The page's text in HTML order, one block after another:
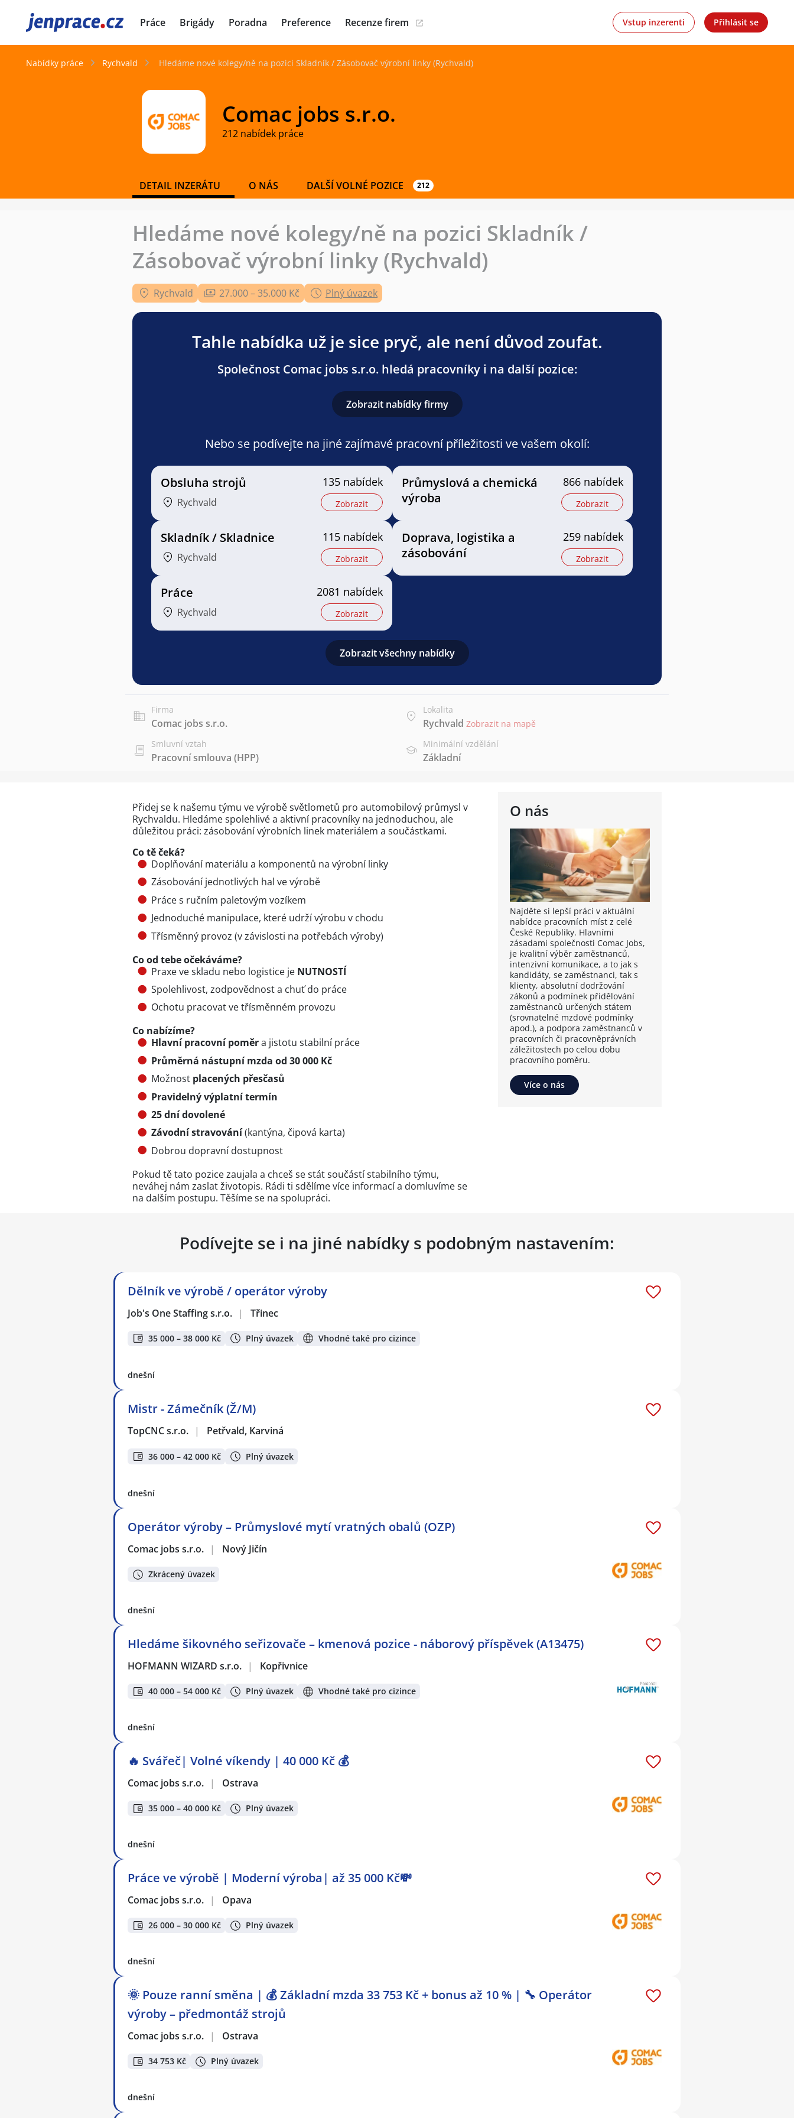
JenPráce.cz Práce Brigády Poradna Preference Recenze firem Vstup inzerenti Přihlásit se
Nabídky práce Rychvald Hledáme nové kolegy/ně na pozici Skladník / Zásobovač výrobní linky (Rychvald)
Comac jobs s.r.o.
212 nabídek práce
DETAIL INZERÁTU O NÁS DALŠÍ VOLNÉ POZICE 212
Hledáme nové kolegy/ně na pozici Skladník /
Zásobovač výrobní linky (Rychvald)
Rychvald 27.000 – 35.000 Kč Plný úvazek
Tahle nabídka už je sice pryč, ale není důvod zoufat.
Společnost Comac jobs s.r.o. hledá pracovníky i na další pozice:
Zobrazit nabídky firmy
Nebo se podívejte na jiné zajímavé pracovní příležitosti ve vašem okolí:
Obsluha strojů
Rychvald
135 nabídek
Zobrazit
Průmyslová a chemická
výroba
866 nabídek
Zobrazit
Skladník / Skladnice
Rychvald
115 nabídek
Zobrazit
Doprava, logistika a
zásobování
259 nabídek
Zobrazit
Práce
Rychvald
2081 nabídek
Zobrazit
Zobrazit všechny nabídky
Firma
Comac jobs s.r.o.
Lokalita
Rychvald Zobrazit na mapě
Smluvní vztah
Pracovní smlouva (HPP)
Minimální vzdělání
Základní
O nás
Najděte si lepší práci v aktuální
nabídce pracovních míst z celé
České Republiky. Hlavními
zásadami společnosti Comac Jobs,
je kvalitní výběr zaměstnanců,
intenzivní komunikace, a to jak s
kandidáty, se zaměstnanci, tak s
klienty, absolutní dodržování
zákonů a podmínek přidělování
zaměstnanců určených státem
(srovnatelné mzdové podmínky
apod.), a podpora zaměstnanců v
pracovních či pracovněprávních
záležitostech po celou dobu
pracovního poměru.
Více o nás
Přidej se k našemu týmu ve výrobě světlometů pro automobilový průmysl v
Rychvaldu. Hledáme spolehlivé a aktivní pracovníky na jednoduchou, ale
důležitou práci: zásobování výrobních linek materiálem a součástkami.
Co tě čeká?
Doplňování materiálu a komponentů na výrobní linky
Zásobování jednotlivých hal ve výrobě
Práce s ručním paletovým vozíkem
Jednoduché manipulace, které udrží výrobu v chodu
Třísměnný provoz (v závislosti na potřebách výroby)
Co od tebe očekáváme?
Praxe ve skladu nebo logistice je NUTNOSTÍ
Spolehlivost, zodpovědnost a chuť do práce
Ochotu pracovat ve třísměnném provozu
Co nabízíme?
Hlavní pracovní poměra jistotu stabilní práce
Průměrná nástupní mzda od 30 000 Kč
Možnost placených přesčasů
Pravidelný výplatní termín
25 dní dovolené
Závodní stravování(kantýna, čipová karta)
Dobrou dopravní dostupnost
Pokud tě tato pozice zaujala a chceš se stát součástí stabilního týmu,
neváhej nám zaslat životopis. Rádi ti sdělíme více informací a domluvíme se
na dalším postupu. Těšíme se na spolupráci.
Podívejte se i na jiné nabídky s podobným nastavením:
Dělník ve výrobě / operátor výroby
Job's One Staffing s.r.o. | Třinec
35 000 – 38 000 Kč Plný úvazek Vhodné také pro cizince
dnešní
Mistr - Zámečník (Ž/M)
TopCNC s.r.o. | Petřvald, Karviná
36 000 – 42 000 Kč Plný úvazek
dnešní
Operátor výroby – Průmyslové mytí vratných obalů (OZP)
Comac jobs s.r.o. | Nový Jičín
Zkrácený úvazek
dnešní
Hledáme šikovného seřizovače – kmenová pozice - náborový příspěvek (A13475)
HOFMANN WIZARD s.r.o. | Kopřivnice
40 000 – 54 000 Kč Plný úvazek Vhodné také pro cizince
dnešní
🔥 Svářeč| Volné víkendy | 40 000 Kč 💰
Comac jobs s.r.o. | Ostrava
35 000 – 40 000 Kč Plný úvazek
dnešní
Práce ve výrobě | Moderní výroba| až 35 000 Kč💸
Comac jobs s.r.o. | Opava
26 000 – 30 000 Kč Plný úvazek
dnešní
🌞 Pouze ranní směna | 💰 Základní mzda 33 753 Kč + bonus až 10 % | 🔧 Operátor
výroby – předmontáž strojů
Comac jobs s.r.o. | Ostrava
34 753 Kč Plný úvazek
dnešní